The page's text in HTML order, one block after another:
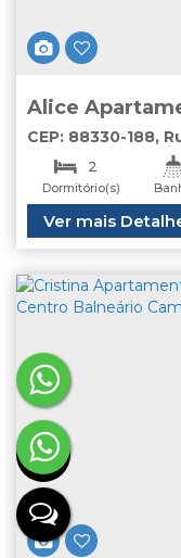
Alice
dormitórios à
CEP: 88330-188,
2
Dormitório(s)
1
Vaga(s) 85
Ver mais